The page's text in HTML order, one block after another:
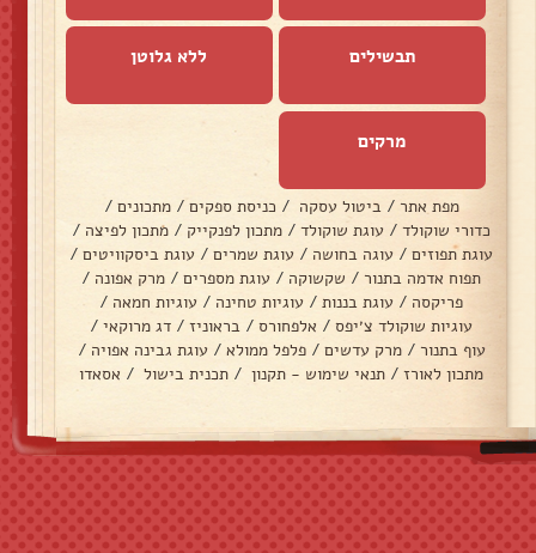
תבשילים ללא גלוטן
מרקים
מפת אתר / ביטול עסקה / כניסת ספקים / מתכונים /
כדורי שוקולד / עוגת שוקולד / מתכון לפנקייק / מתכון לפיצה /
עוגת תפוזים / עוגה בחושה / עוגת שמרים / עוגת ביסקוויטים /
תפוח אדמה בתנור / שקשוקה / עוגת מספרים / מרק אפונה /
פריקסה / עוגת בננות / עוגיות טחינה / עוגיות חמאה /
עוגיות שוקולד צ׳יפס / אלפחורס / בראוניז / דג מרוקאי /
עוף בתנור / מרק עדשים / פלפל ממולא / עוגת גבינה אפויה /
מתכון לאורז / תנאי שימוש - תקנון / תכנית בישול / אסאדו